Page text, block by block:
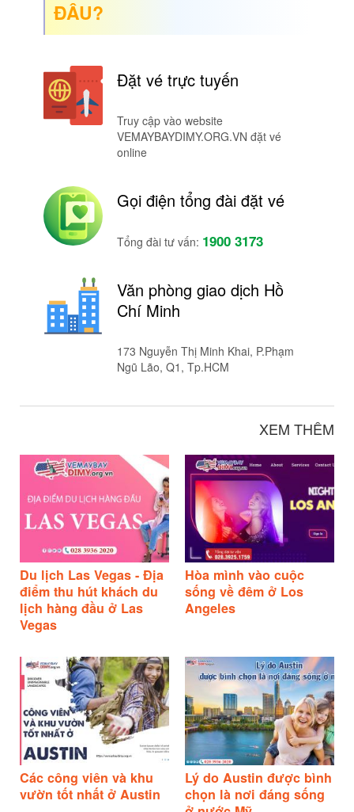
ĐÂU?
Đặt vé trực tuyến
Truy cập vào website
VEMAYBAYDIMY.ORG.VN đặt vé
online
Gọi điện tổng đài đặt vé
Tổng đài tư vấn: 1900 3173
Văn phòng giao dịch Hồ
Chí Minh
173 Nguyễn Thị Minh Khai, P.Phạm
Ngũ Lão, Q1, Tp.HCM
XEM THÊM
Du lịch Las Vegas - Địa
điểm thu hút khách du
lịch hàng đầu ở Las
Vegas
Hòa mình vào cuộc
sống về đêm ở Los
Angeles
Các công viên và khu
vườn tốt nhất ở Austin
Lý do Austin được bình
chọn là nơi đáng sống